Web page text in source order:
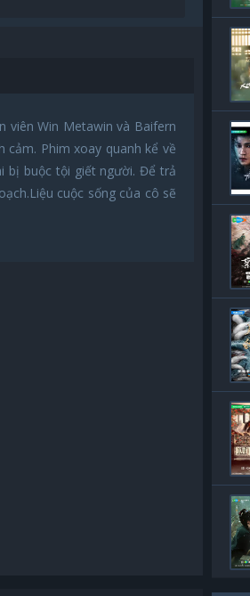
viên Win Metawin và Baifern
Phim xoay quanh kể về
bị buộc tội giết người. Để trả
cuộc sống của cô sẽ